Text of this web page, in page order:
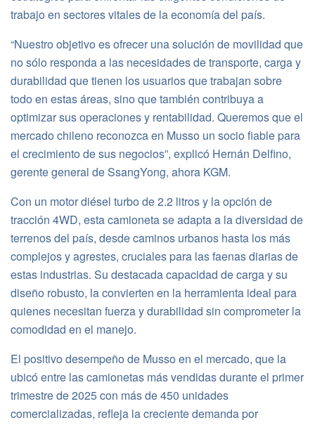
trabajo en sectores vitales de la economía del país.
“Nuestro objetivo es ofrecer una solución de movilidad que
no sólo responda a las necesidades de transporte, carga y
durabilidad que tienen los usuarios que trabajan sobre
todo en estas áreas, sino que también contribuya a
optimizar sus operaciones y rentabilidad. Queremos que el
mercado chileno reconozca en Musso un socio fiable para
el crecimiento de sus negocios”, explicó Hernán Delfino,
gerente general de SsangYong, ahora KGM.
Con un motor diésel turbo de 2.2 litros y la opción de
tracción 4WD, esta camioneta se adapta a la diversidad de
terrenos del país, desde caminos urbanos hasta los más
complejos y agrestes, cruciales para las faenas diarias de
estas industrias. Su destacada capacidad de carga y su
diseño robusto, la convierten en la herramienta ideal para
quienes necesitan fuerza y durabilidad sin comprometer la
comodidad en el manejo.
El positivo desempeño de Musso en el mercado, que la
ubicó entre las camionetas más vendidas durante el primer
trimestre de 2025 con más de 450 unidades
comercializadas, refleja la creciente demanda por